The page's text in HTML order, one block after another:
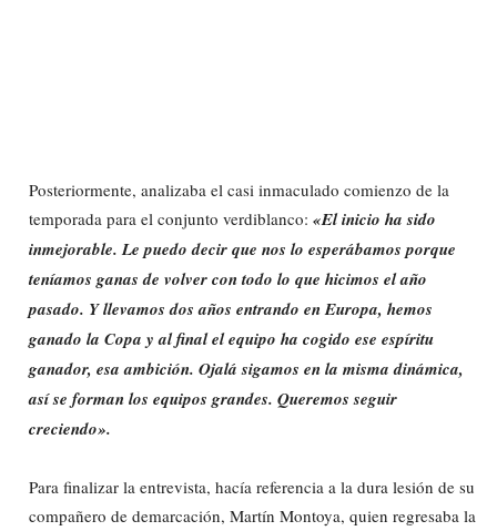
Posteriormente, analizaba el casi inmaculado comienzo de la
temporada para el conjunto verdiblanco: «El inicio ha sido
inmejorable. Le puedo decir que nos lo esperábamos porque
teníamos ganas de volver con todo lo que hicimos el año
pasado. Y llevamos dos años entrando en Europa, hemos
ganado la Copa y al final el equipo ha cogido ese espíritu
ganador, esa ambición. Ojalá sigamos en la misma dinámica,
así se forman los equipos grandes. Queremos seguir
creciendo».
Para finalizar la entrevista, hacía referencia a la dura lesión de su
compañero de demarcación, Martín Montoya, quien regresaba la